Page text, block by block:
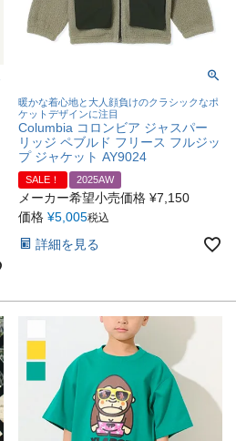
暖かな着心地と大人顔負けのクラシックなポ
ケットデザインに注目
Columbia コロンビア ジャスパー
リッジ ペブルド フリース フルジッ
プ ジャケット AY9024
SALE！ 2025AW
メーカー希望小売価格 ¥7,150
価格 ¥5,005税込
詳細を見る